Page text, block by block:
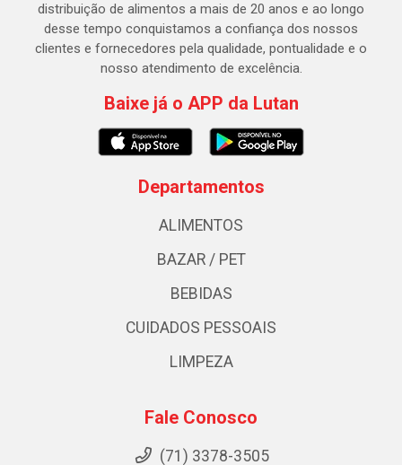
distribuição de alimentos a mais de 20 anos e ao longo
desse tempo conquistamos a confiança dos nossos
clientes e fornecedores pela qualidade, pontualidade e o
nosso atendimento de excelência.
Baixe já o APP da Lutan
Departamentos
ALIMENTOS
BAZAR / PET
BEBIDAS
CUIDADOS PESSOAIS
LIMPEZA
Fale Conosco
(71) 3378-3505